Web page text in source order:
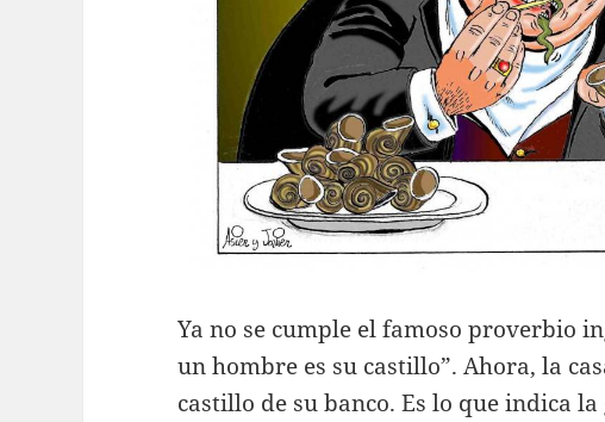
Ya no se cumple el famoso proverbio
un hombre es su castillo”. Ahora, la
castillo de su banco. Es lo que indica